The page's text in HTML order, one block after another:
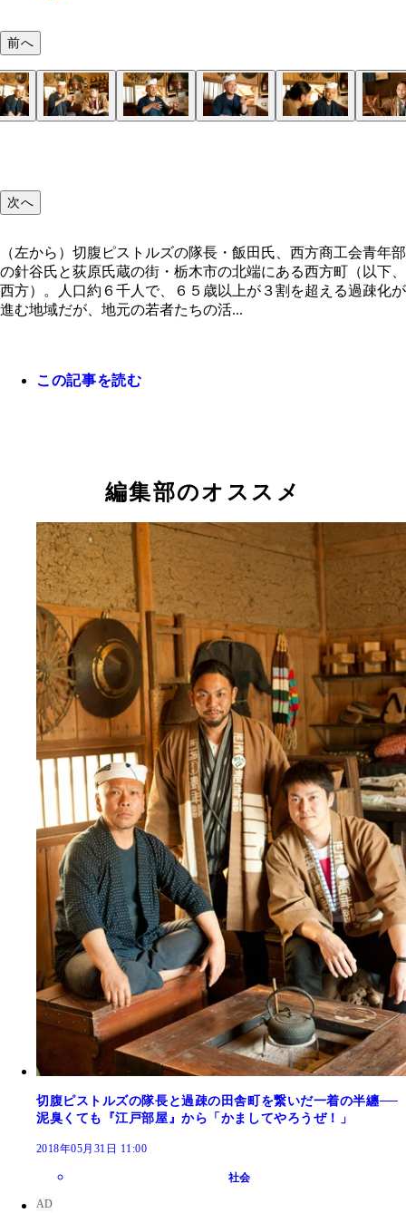
ど田舎にしかた祭りで披露された「襖からくり」
前へ
次へ
（左から）切腹ピストルズの隊長・飯田氏、西方商工会青年部
の針谷氏と荻原氏蔵の街・栃木市の北端にある西方町（以下、
西方）。人口約６千人で、６５歳以上が３割を超える過疎化が
進む地域だが、地元の若者たちの活...
この記事を読む
編集部のオススメ
切腹ピストルズの隊長と過疎の田舎町を繋いだ一着の半纏──
泥臭くても『江戸部屋』から「かましてやろうぜ！」
2018年05月31日 11:00
社会